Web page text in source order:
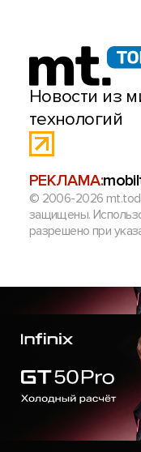
Новости из
технологий
РЕКЛАМА:
© 2006-2026
защищены.
разрешено при